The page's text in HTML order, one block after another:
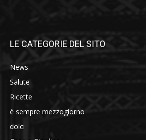
LE CATEGORIE DEL SITO
News
Salute
Ricette
è sempre mezzogiorno
dolci